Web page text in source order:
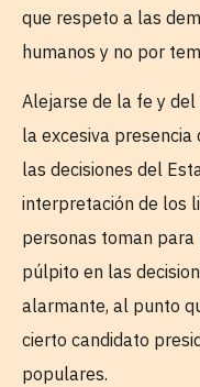
que respeto a las
humanos y no por
Alejarse de la fe y
la excesiva
las decisiones del
interpretación de los
personas toman
púlpito en las
alarmante, al punto
cierto candidato
populares.